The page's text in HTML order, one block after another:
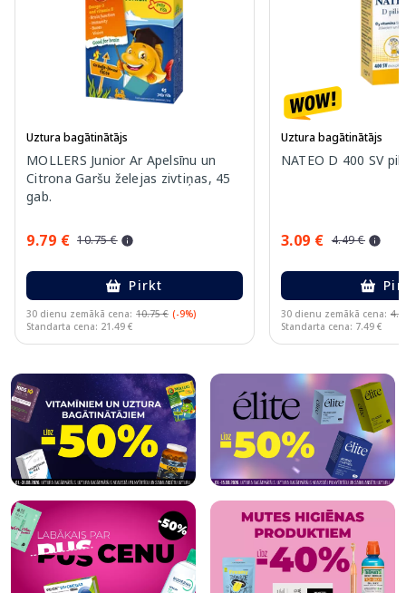
Uztura bagātinātājs
MOLLERS Junior Ar Apelsīnu un
Citrona Garšu želejas zivtiņas, 45
gab.
9.79 € 10.75 €
Pirkt
30 dienu zemākā cena: 10.75 € (-9%)
Standarta cena: 21.49 €
Uztura bagātinātājs
NATEO D 400 SV
3.09 € 4.49 €
30 dienu zemākā cena:
Standarta cena: 7.49 €